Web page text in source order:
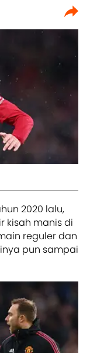
2020 lalu,
kisah manis di
reguler dan
pun sampai